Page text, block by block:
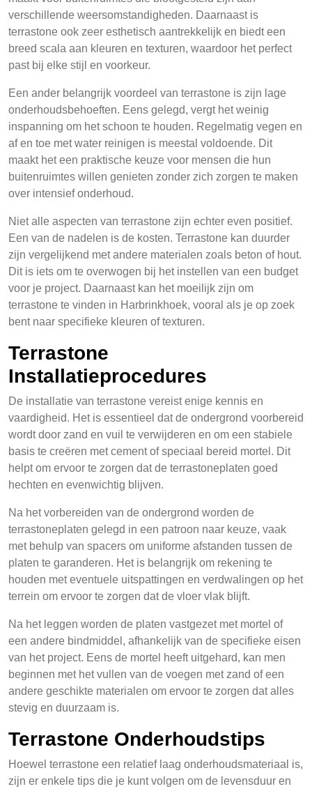
verschillende weersomstandigheden. Daarnaast is
terrastone ook zeer esthetisch aantrekkelijk en biedt een
breed scala aan kleuren en texturen, waardoor het perfect
past bij elke stijl en voorkeur.
Een ander belangrijk voordeel van terrastone is zijn lage
onderhoudsbehoeften. Eens gelegd, vergt het weinig
inspanning om het schoon te houden. Regelmatig vegen en
af en toe met water reinigen is meestal voldoende. Dit
maakt het een praktische keuze voor mensen die hun
buitenruimtes willen genieten zonder zich zorgen te maken
over intensief onderhoud.
Niet alle aspecten van terrastone zijn echter even positief.
Een van de nadelen is de kosten. Terrastone kan duurder
zijn vergelijkend met andere materialen zoals beton of hout.
Dit is iets om te overwogen bij het instellen van een budget
voor je project. Daarnaast kan het moeilijk zijn om
terrastone te vinden in Harbrinkhoek, vooral als je op zoek
bent naar specifieke kleuren of texturen.
Terrastone
Installatieprocedures
De installatie van terrastone vereist enige kennis en
vaardigheid. Het is essentieel dat de ondergrond voorbereid
wordt door zand en vuil te verwijderen en om een stabiele
basis te creëren met cement of speciaal bereid mortel. Dit
helpt om ervoor te zorgen dat de terrastoneplaten goed
hechten en evenwichtig blijven.
Na het vorbereiden van de ondergrond worden de
terrastoneplaten gelegd in een patroon naar keuze, vaak
met behulp van spacers om uniforme afstanden tussen de
platen te garanderen. Het is belangrijk om rekening te
houden met eventuele uitspattingen en verdwalingen op het
terrein om ervoor te zorgen dat de vloer vlak blijft.
Na het leggen worden de platen vastgezet met mortel of
een andere bindmiddel, afhankelijk van de specifieke eisen
van het project. Eens de mortel heeft uitgehard, kan men
beginnen met het vullen van de voegen met zand of een
andere geschikte materialen om ervoor te zorgen dat alles
stevig en duurzaam is.
Terrastone Onderhoudstips
Hoewel terrastone een relatief laag onderhoudsmateriaal is,
zijn er enkele tips die je kunt volgen om de levensduur en